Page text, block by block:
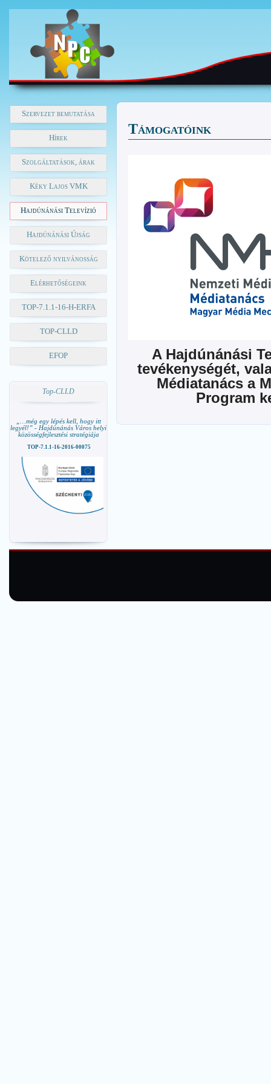
Szervezet bemutatása
Hírek
Szolgáltatások, árak
Kéky Lajos VMK
Hajdúnánási Televízió
Hajdúnánási Újság
Kötelező nyilvánosság
Elérhetőségeink
TOP-7.1.1-16-H-ERFA
TOP-CLLD
EFOP
Top-CLLD
„…még egy lépés kell, hogy itt
legyél!” - Hajdúnánás Város helyi
közösségfejlesztési stratégiája
TOP-7.1.1-16-2016-00075
Támogatóink
A Hajdúnánási
tevékenységét,
Médiatanács a
Program